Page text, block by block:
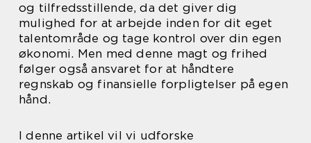
og tilfredsstillende, da det giver dig
mulighed for at arbejde inden for dit eget
talentområde og tage kontrol over din egen
økonomi. Men med denne magt og frihed
følger også ansvaret for at håndtere
regnskab og finansielle forpligtelser på egen
hånd.
I denne artikel vil vi udforske